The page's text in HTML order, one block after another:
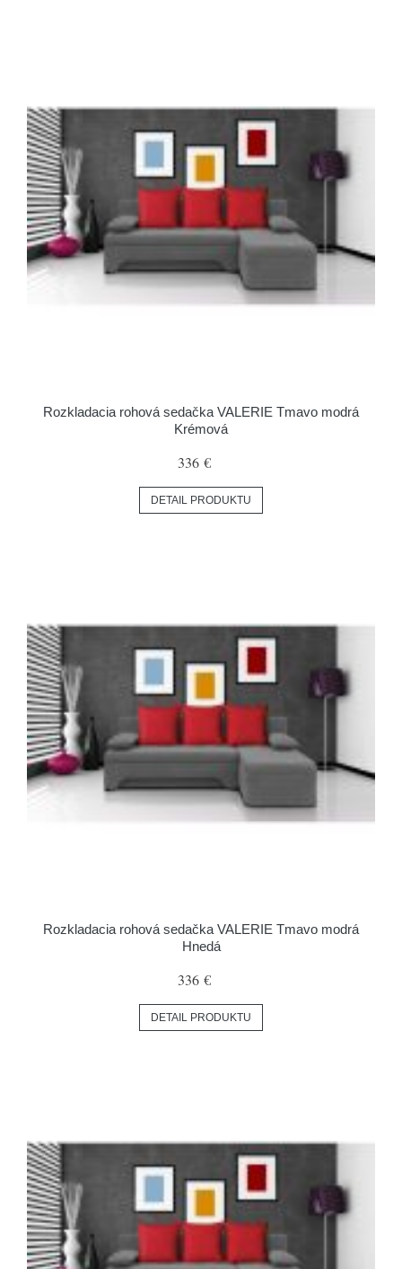
Rozkladacia rohová sedačka VALERIE Tmavo modrá
Krémová
336 €
DETAIL PRODUKTU
Rozkladacia rohová sedačka VALERIE Tmavo modrá
Hnedá
336 €
DETAIL PRODUKTU